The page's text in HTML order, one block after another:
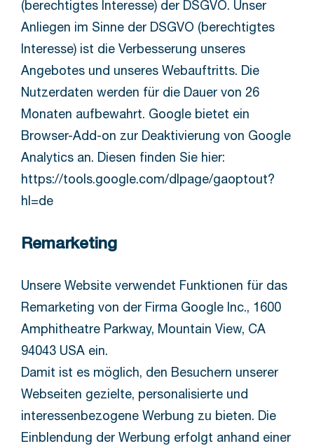
(berechtigtes Interesse) der DSGVO. Unser
Anliegen im Sinne der DSGVO (berechtigtes
Interesse) ist die Verbesserung unseres
Angebotes und unseres Webauftritts. Die
Nutzerdaten werden für die Dauer von 26
Monaten aufbewahrt. Google bietet ein
Browser-Add-on zur Deaktivierung von Google
Analytics an. Diesen finden Sie hier:
https://tools.google.com/dlpage/gaoptout?
hl=de
Remarketing
Unsere Website verwendet Funktionen für das
Remarketing von der Firma Google Inc., 1600
Amphitheatre Parkway, Mountain View, CA
94043 USA ein.
Damit ist es möglich, den Besuchern unserer
Webseiten gezielte, personalisierte und
interessenbezogene Werbung zu bieten. Die
Einblendung der Werbung erfolgt anhand einer